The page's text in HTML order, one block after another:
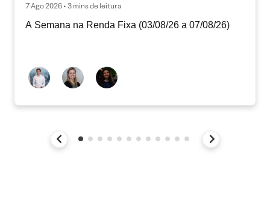
7 Ago 2026 • 3 mins de leitura
A Semana na Renda Fixa (03/08/26 a 07/08/26)